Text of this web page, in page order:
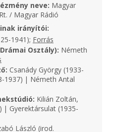
neve: Magyar
/ Magyar Rádió
irányítói:
1941); Forrás
Osztály): Németh
Csanády György (1933-
1937) | Németh Antal
Kilián Zoltán,
| Gyerektársulat (1935-
László (irod.